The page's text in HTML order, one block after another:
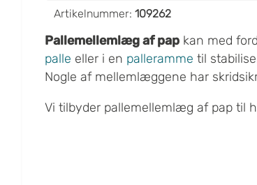
Artikelnummer: 109262
Pallemellemlæg af pap kan med
palle eller i en palleramme til
Nogle af mellemlæggene har
Vi tilbyder pallemellemlæg af pap til